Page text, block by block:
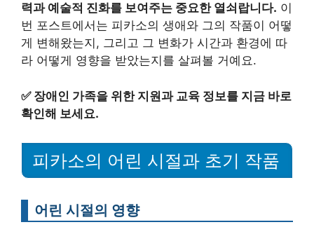
력과 예술적 진화를 보여주는 중요한 열쇠랍니다. 이
번 포스트에서는 피카소의 생애와 그의 작품이 어떻
게 변해왔는지, 그리고 그 변화가 시간과 환경에 따
라 어떻게 영향을 받았는지를 살펴볼 거예요.
✅ 장애인 가족을 위한 지원과 교육 정보를 지금 바로
확인해 보세요.
피카소의 어린 시절과 초기 작품
어린 시절의 영향